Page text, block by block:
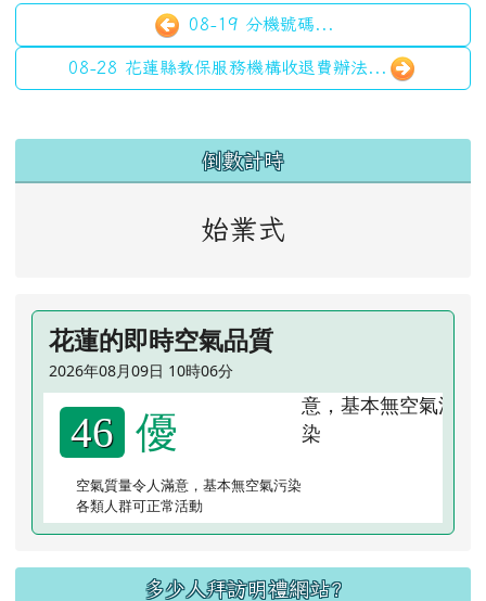
08-19 分機號碼...
08-28 花蓮縣教保服務機構收退費辦法...
倒數計時
始業式
花蓮的即時空氣品質
2026年08月09日 10時06分
46 優
空氣質量令人滿意，基本無空氣污染
各類人群可正常活動
多少人拜訪明禮網站?